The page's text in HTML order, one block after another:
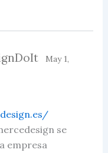
May 1,
se
empresa